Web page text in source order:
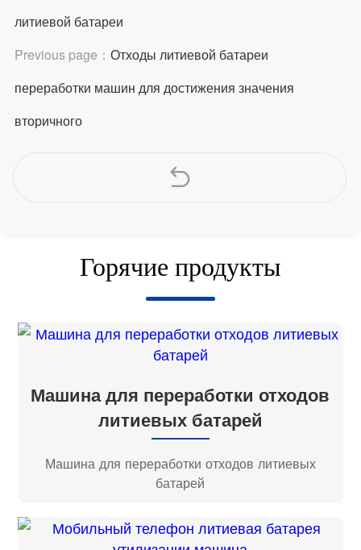
литиевой батареи
Previous page： Отходы литиевой батареи
переработки машин для достижения значения
вторичного
Горячие продукты
Машина для переработки отходов
литиевых батарей
Машина для переработки отходов литиевых
батарей